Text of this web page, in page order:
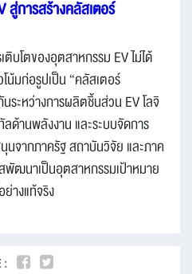
สู่การสร้างคลัสเตอร์
บโตของอุตสาหกรรม EV ไม่ได้
น้มก่อรูปเป็น “คลัสเตอร์
ระหว่างการผลิตชิ้นส่วน EV โลจิ
านพลังงาน และระบบจัดการ
นจากภาครัฐ สถาบันวิจัย และภาค
พัฒนาเป็นอุตสาหกรรมเป้าหมาย
างแท้จริง
: